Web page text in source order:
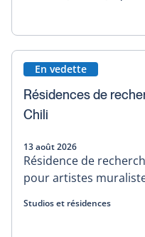
En vedette
Résidences de
Chili
13 août 2026
Résidence de
pour artistes
Studios et résidences